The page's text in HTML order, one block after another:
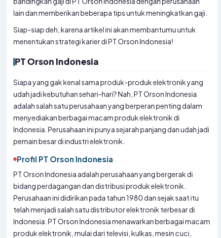
lain dan memberikan beberapa tips untuk meningkatkan gaji.
Siap-siap deh, karena artikel ini akan membantumu untuk
menentukan strategi karier di PT Orson Indonesia!
PT Orson Indonesia
Siapa yang gak kenal sama produk-produk elektronik yang
udah jadi kebutuhan sehari-hari? Nah, PT Orson Indonesia
adalah salah satu perusahaan yang berperan penting dalam
menyediakan berbagai macam produk elektronik di
Indonesia. Perusahaan ini punya sejarah panjang dan udah jadi
pemain besar di industri elektronik.
Profil PT Orson Indonesia
PT Orson Indonesia adalah perusahaan yang bergerak di
bidang perdagangan dan distribusi produk elektronik.
Perusahaan ini didirikan pada tahun 1980 dan sejak saat itu
telah menjadi salah satu distributor elektronik terbesar di
Indonesia. PT Orson Indonesia menawarkan berbagai macam
produk elektronik, mulai dari televisi, kulkas, mesin cuci,